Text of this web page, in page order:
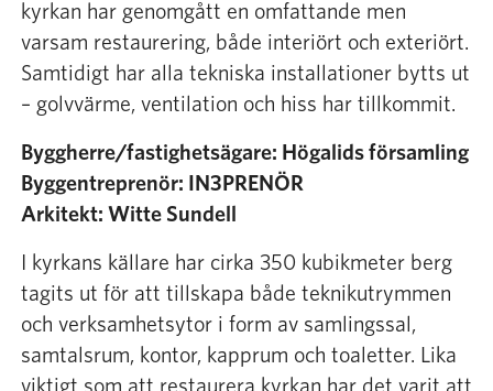
kyrkan har genomgått en omfattande men
varsam restaurering, både interiört och exteriört.
Samtidigt har alla tekniska installationer bytts ut
– golvvärme, ventilation och hiss har tillkommit.
Byggherre/fastighetsägare: Högalids församling
Byggentreprenör: IN3PRENÖR
Arkitekt: Witte Sundell
I kyrkans källare har cirka 350 kubikmeter berg
tagits ut för att tillskapa både teknikutrymmen
och verksamhetsytor i form av samlingssal,
samtalsrum, kontor, kapprum och toaletter. Lika